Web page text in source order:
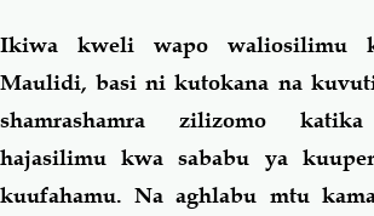
Ikiwa kweli wapo waliosilimu
Maulidi, basi ni kutokana na
shamrashamra zilizomo katika
hajasilimu kwa sababu ya
kuufahamu. Na aghlabu mtu